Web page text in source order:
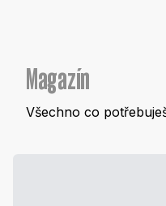
Magazín
Všechno co